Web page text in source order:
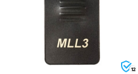
12